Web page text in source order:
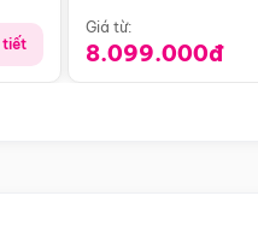
tiết
Giá từ:
8.099.000đ